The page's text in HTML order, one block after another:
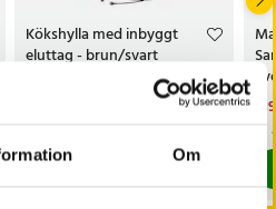
Om
Kökshylla med inbyggt
eluttag - brun/svart